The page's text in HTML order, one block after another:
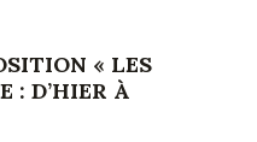
« LES
: D’HIER À